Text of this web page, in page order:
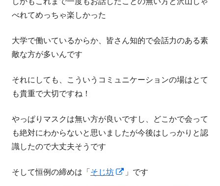
べれてめっちゃ楽しかった
大学で働いているからか、皆さん知的で会話力のある素
敵な方が多いんです
それにしても、こういうコミュニケーションの場はとて
も貴重で大切ですね！
やっぱりマスクは無い方が良いですし、どこかで会って
も絶対にわからないと思いましたが今後はしっかりと認
識したので大丈夫そうです
そして恒例の締めは「そじ坊
新」です